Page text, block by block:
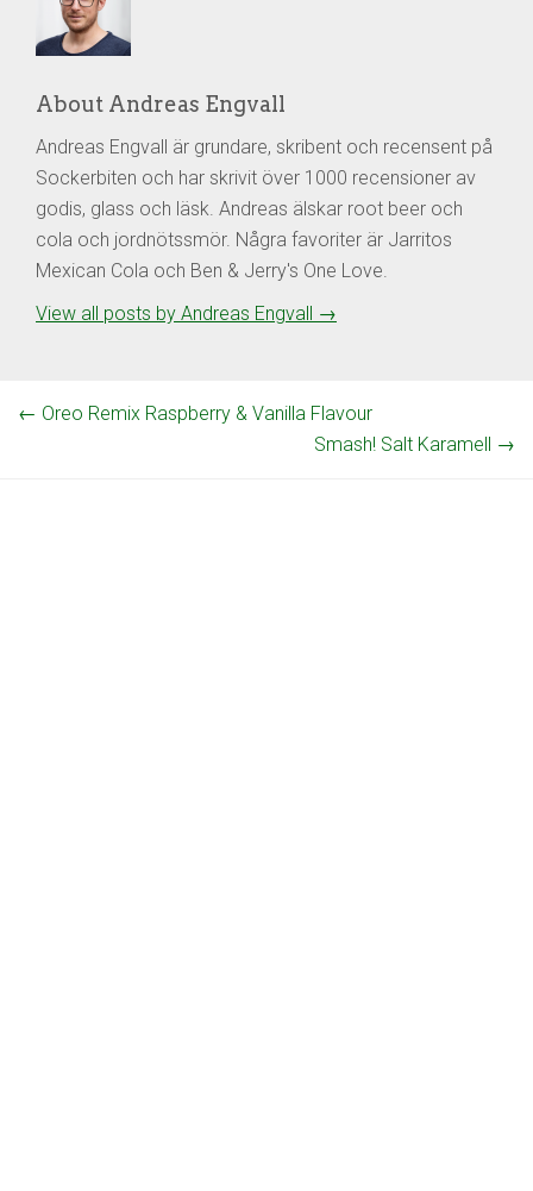
About Andreas Engvall
Andreas Engvall är grundare, skribent och recensent på
Sockerbiten och har skrivit över 1000 recensioner av
godis, glass och läsk. Andreas älskar root beer och
cola och jordnötssmör. Några favoriter är Jarritos
Mexican Cola och Ben & Jerry's One Love.
View all posts by Andreas Engvall
→
← Oreo Remix Raspberry & Vanilla Flavour
Smash! Salt Karamell
→